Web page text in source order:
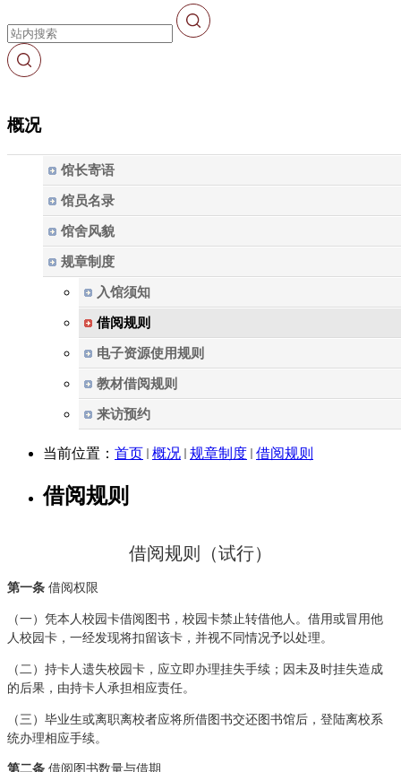
概况
馆长寄语
馆员名录
馆舍风貌
规章制度
入馆须知
借阅规则
电子资源使用规则
教材借阅规则
来访预约
当前位置： 首页 概况 规章制度 借阅规则
借阅规则
借阅规则（试行）
第一条 借阅权限
（一）凭本人校园卡借阅图书，校园卡禁止转借他人。借用或冒用他
人校园卡，一经发现将扣留该卡，并视不同情况予以处理。
（二）持卡人遗失校园卡，应立即办理挂失手续；因未及时挂失造成
的后果，由持卡人承担相应责任。
（三）毕业生或离职离校者应将所借图书交还图书馆后，登陆离校系
统办理相应手续。
第二条 借阅图书数量与借期